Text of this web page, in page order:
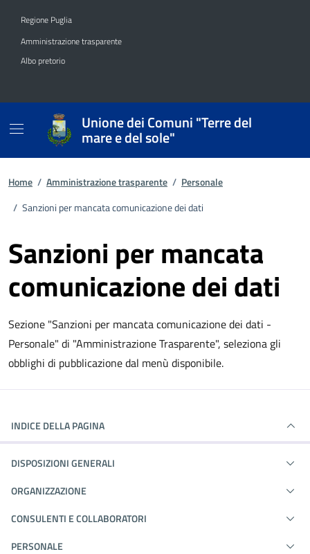
Regione Puglia
Amministrazione trasparente
Albo pretorio
Unione dei Comuni "Terre del
mare e del sole"
Home / Amministrazione trasparente / Personale
/ Sanzioni per mancata comunicazione dei dati
Sanzioni per mancata
comunicazione dei dati
Sezione "Sanzioni per mancata comunicazione dei dati -
Personale" di "Amministrazione Trasparente", seleziona gli
obblighi di pubblicazione dal menù disponibile.
INDICE DELLA PAGINA
DISPOSIZIONI GENERALI
ORGANIZZAZIONE
CONSULENTI E COLLABORATORI
PERSONALE